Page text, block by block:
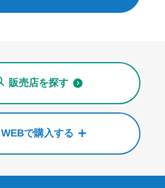
販売店を探す
WEBで購入する